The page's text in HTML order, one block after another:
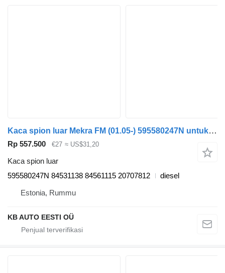
Kaca spion luar Mekra FM (01.05-) 595580247N untuk truk Volvo FM7-FM12, FM, FMX (1998-2014)
Rp 557.500 €27 ≈ US$31,20
Kaca spion luar
595580247N 84531138 84561115 20707812
diesel
Estonia, Rummu
KB AUTO EESTI OÜ